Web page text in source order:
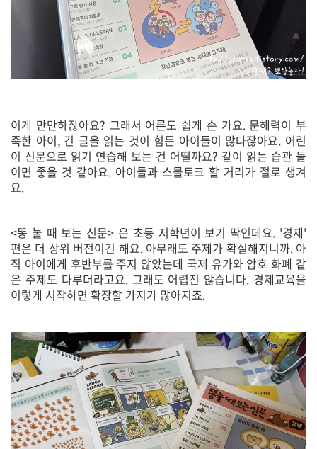
이게 만만하잖아요? 그래서 어른도 쉽게 손 가요. 문해력이 부
족한 아이, 긴 글을 읽는 것이 힘든 아이들이 많다잖아요. 어린
이 신문으로 읽기 연습해 보는 건 어떨까요? 같이 읽는 습관 들
이면 좋을 것 같아요. 아이들과 스몰토크 할 거리가 절로 생겨
요.
<똥 눌 때 보는 신문> 은 초등 저학년이 보기 딱인데요. '경제'
편은 더 상위 버전이긴 해요. 아무래도 주제가 확실해지니까. 아
직 아이에게 후반부를 주지 않았는데 국제 유가와 암호 화폐 같
은 주제도 다루더라고요. 그래도 어렵진 않습니다. 경제교육을
이렇게 시작하면 확장할 가지가 많아지죠.